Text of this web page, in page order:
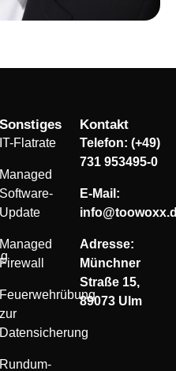
Sonstiges
IT-Flatrate
Managed
Software-
Update
Managed
Firewall
Feuerwehrübung
zur
Datensicherung
Rundum-
Kontakt
Telefon: (+49)
731 953495-0
E-Mail:
Adresse:
Münchner
Straße 15,
89073 Ulm